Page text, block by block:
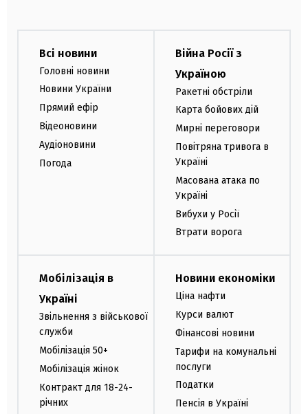
Всі новини
Головні новини
Новини України
Прямий ефір
Відеоновини
Аудіоновини
Погода
Війна Росії з
Україною
Ракетні обстріли
Карта бойових дій
Мирні переговори
Повітряна тривога в
Україні
Масована атака по
Україні
Вибухи у Росії
Втрати ворога
Мобілізація в
Україні
Звільнення з військової
служби
Мобілізація 50+
Мобілізація жінок
Контракт для 18-24-
річних
Новини економіки
Ціна нафти
Курси валют
Фінансові новини
Тарифи на комунальні
послуги
Податки
Пенсія в Україні